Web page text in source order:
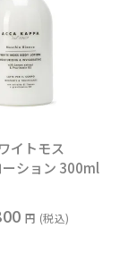
イトモス
ーション 300ml
税込